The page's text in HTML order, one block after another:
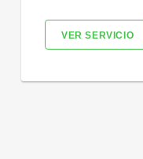
VER SERVICIO